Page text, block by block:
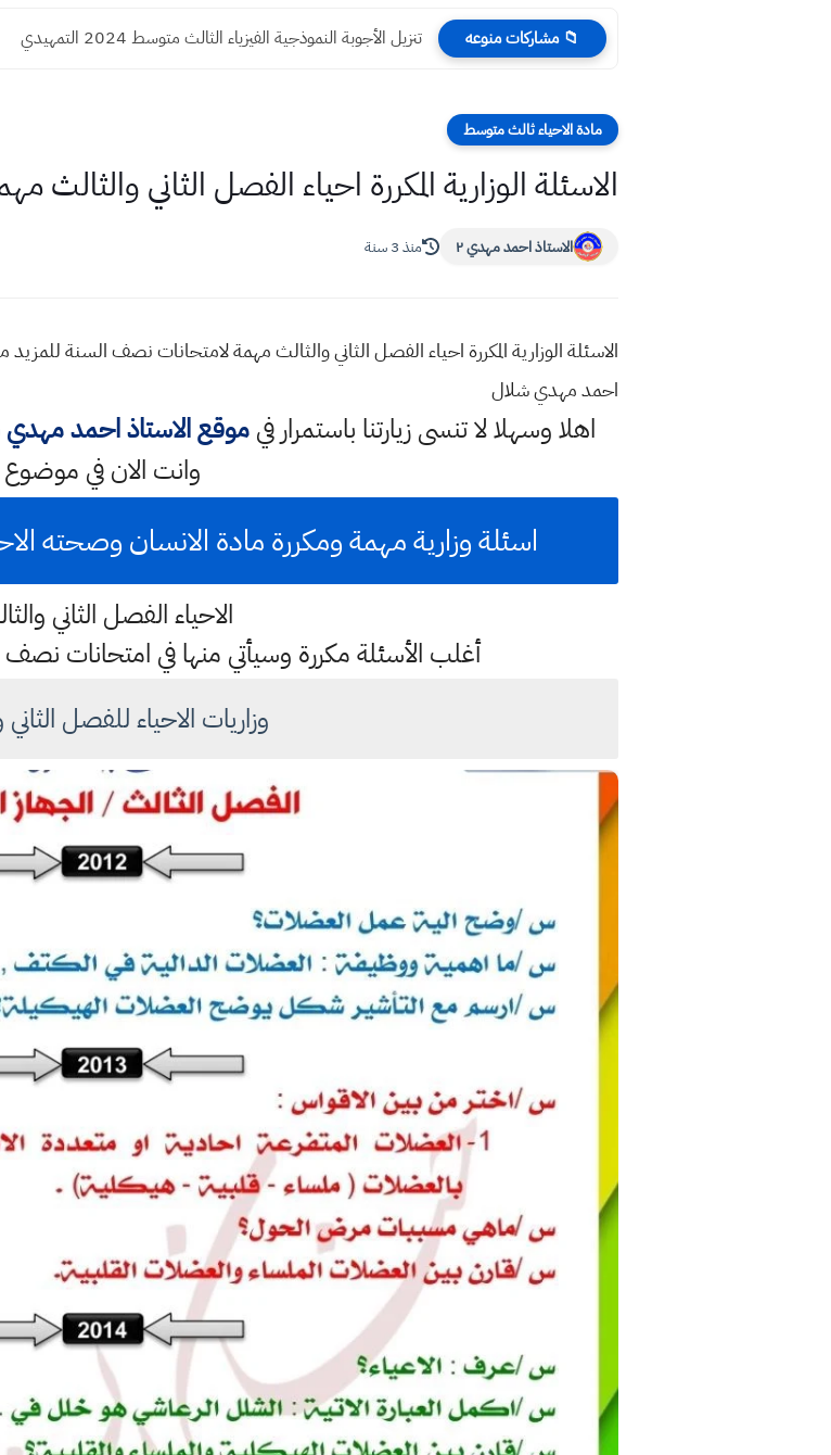
📁 مشاركات منوعه تنزيل الأجوبة النموذجية الفيزياء الثالث متوسط 2024 التمهيدي
مادة الاحياء ثالث متوسط
الاسئلة الوزارية المكررة احياء الفصل الثاني
الاستاذ احمد مهدي ٢ منذ 3 سنة
الاسئلة الوزارية المكررة احياء الفصل الثاني والثالث مهمة لامتحانات نصف السنة
احمد مهدي شلال
اهلا وسهلالا تنسى زيارتنا باستمرار فيموقع الاستاذ احمد
وانت الان في موضوع
اسئلة وزارية مهمة ومكررة مادة الانسان وصحته
الاحياء الفصل الثاني
أغلب الأسئلة مكررة وسيأتي منها في امتحانات نصف
وزاريات الاحياء للفصل الثاني